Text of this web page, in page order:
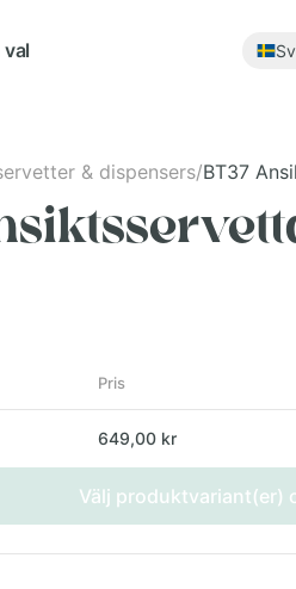
& dispensers/BT37
Pris
649,00 kr
Välj produktvariant(er)